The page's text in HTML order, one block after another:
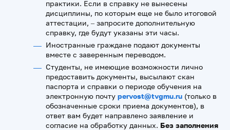
практики. Если в справку не вынесены
дисциплины, по которым еще не было итоговой
аттестации, – запросите дополнительную
справку, где будут указаны эти часы.
Иностранные граждане подают документы
вместе с заверенным переводом.
Студенты, не имеющие возможности лично
предоставить документы, высылают скан
паспорта и справки о периоде обучения на
электронную почту pervost@tvgmu.ru (только в
обозначенные сроки приема документов), в
ответ вам будет направлено заявление и
согласие на обработку данных. Без заполнения